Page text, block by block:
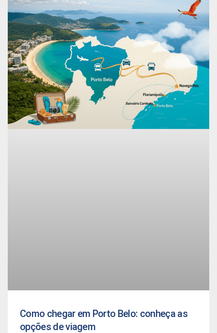
Como chegar em Porto Belo: conheça as
opções de viagem